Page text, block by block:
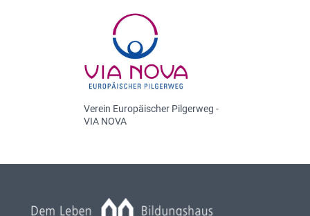
Verein Europäischer Pilgerweg -
VIA NOVA